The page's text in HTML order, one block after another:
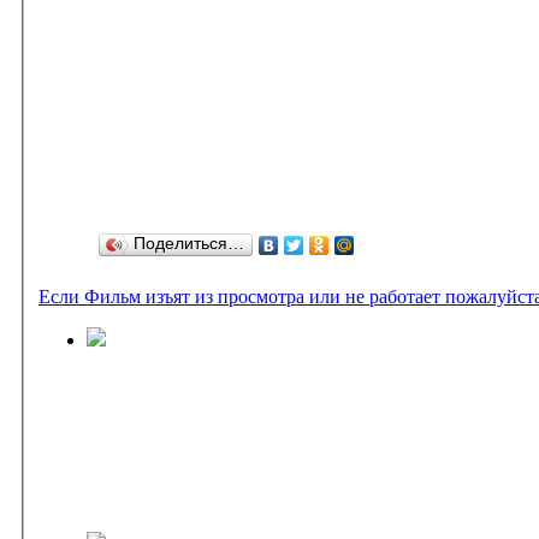
Поделиться…
Если Фильм изъят из просмотра или не работает